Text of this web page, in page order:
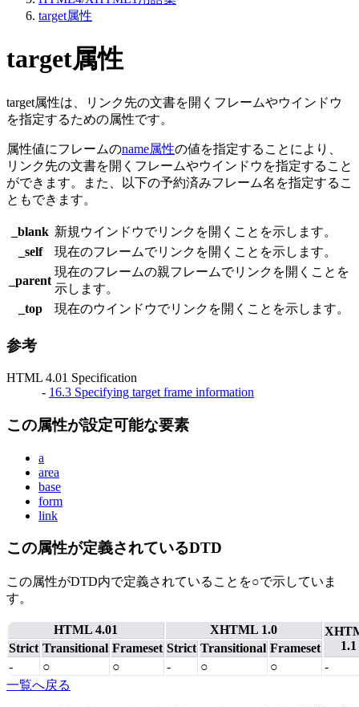
target属性
target属性
target属性は、リンク先の文書を開くフレームやウインドウ
を指定するための属性です。
属性値にフレームのname属性の値を指定することにより、
リンク先の文書を開くフレームやウインドウを指定すること
ができます。また、以下の予約済みフレーム名を指定するこ
ともできます。
_blank 新規ウインドウでリンクを開くことを示します。
_self
現在のフレームでリンクを開くことを示します。
_parent
現在のフレームの親フレームでリンクを開くことを
示します。
_top
現在のウインドウでリンクを開くことを示します。
参考
HTML 4.01 Specification
- 16.3 Specifying target frame information
この属性が設定可能な要素
a
area
base
form
link
この属性が定義されているDTD
この属性がDTD内で定義されていることを○で示していま
す。
HTML 4.01 XHTML 1.0
1.1
Strict Transitional Frameset Strict Transitional Frameset
-
○ ○ - ○ ○
-
一覧へ戻る